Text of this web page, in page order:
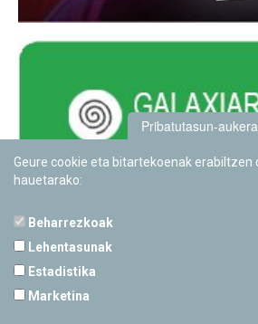
Pribatutasun-
Geure cookie eta bitartekoenak erabiltzen
hauetarako:
Beharrezkoak
Lehentasunak
Estadistika
Marketina